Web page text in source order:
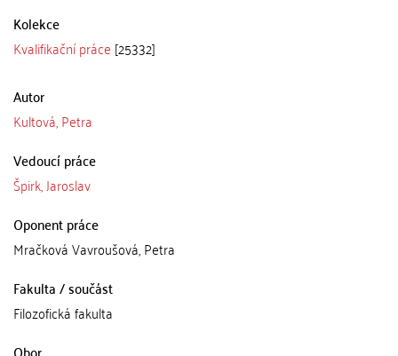
Kolekce
Kvalifikační práce [25332]
Autor
Kultová, Petra
Vedoucí práce
Špirk, Jaroslav
Oponent práce
Mračková Vavroušová, Petra
Fakulta / součást
Filozofická fakulta